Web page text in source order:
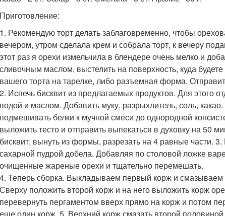
Приготовление:
1. Рекомендую торт делать заблаговременно, чтобы
вечером, утром сделала крем и собрала торт, к вечеру
этот раз я орехи измельчила в блендере очень мелко и
сливочным маслом, выстелить на поверхность, куда
вашего торта на тарелке, либо разъемная форма.
2. Испечь бисквит из предлагаемых продуктов. Для этого
водой и маслом. Добавить муку, разрыхлитель, соль,
подмешивать белки к мучной смеси до однородной
выложить тесто и отправить выпекаться в духовку на 50
бисквит, вынуть из формы, разрезать на 4 равные части.
сахарной пудрой добела. Добавляя по столовой ложке
очищенные жареные орехи и тщательно перемешать.
4. Теперь сборка. Выкладываем первый корж и
Сверху положить второй корж и на него выложить корж
перевернуть пергаментом вверх прямо на корж и потом